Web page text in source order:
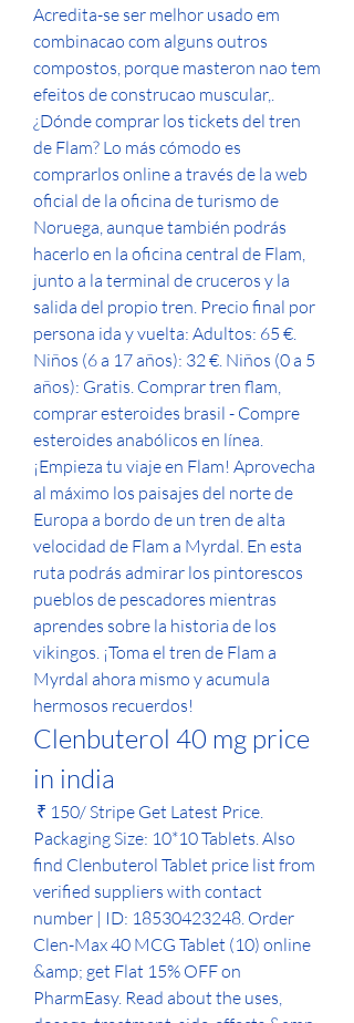
Acredita-se ser melhor usado em
combinacao com alguns outros
compostos, porque masteron nao tem
efeitos de construcao muscular,.
¿Dónde comprar los tickets del tren
de Flam? Lo más cómodo es
comprarlos online a través de la web
oficial de la oficina de turismo de
Noruega, aunque también podrás
hacerlo en la oficina central de Flam,
junto a la terminal de cruceros y la
salida del propio tren. Precio final por
persona ida y vuelta: Adultos: 65 €.
Niños (6 a 17 años): 32 €. Niños (0 a 5
años): Gratis. Comprar tren flam,
comprar esteroides brasil - Compre
esteroides anabólicos en línea.
¡Empieza tu viaje en Flam! Aprovecha
al máximo los paisajes del norte de
Europa a bordo de un tren de alta
velocidad de Flam a Myrdal. En esta
ruta podrás admirar los pintorescos
pueblos de pescadores mientras
aprendes sobre la historia de los
vikingos. ¡Toma el tren de Flam a
Myrdal ahora mismo y acumula
hermosos recuerdos!
Clenbuterol 40 mg price
in india
Packaging Size: 10*10 Tablets. Also
find Clenbuterol Tablet price list from
verified suppliers with contact
number | ID: 18530423248. Order
Clen-Max 40 MCG Tablet (10) online
&amp; get Flat 15% OFF on
PharmEasy. Read about the uses,